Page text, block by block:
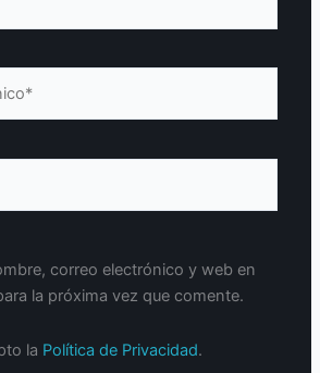
correo electrónico y web en
la próxima vez que comente.
la Política de Privacidad.